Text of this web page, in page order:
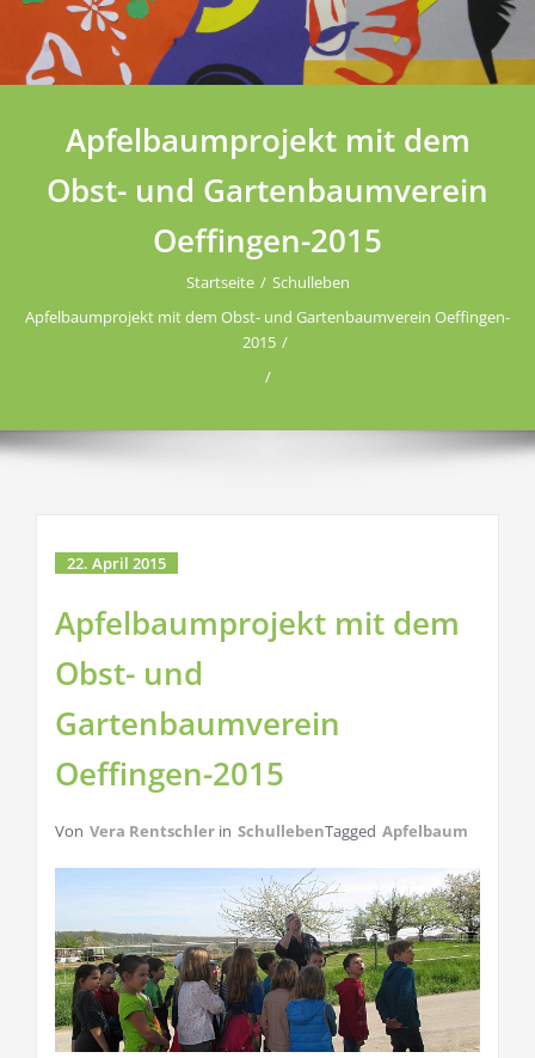
Apfelbaumprojekt mit dem
Obst- und Gartenbaumverein
Oeffingen-2015
Startseite
Schulleben
Apfelbaumprojekt mit dem Obst- und Gartenbaumverein Oeffingen-
2015
22. April 2015
Apfelbaumprojekt mit dem
Obst- und
Gartenbaumverein
Oeffingen-2015
Von Vera Rentschler in SchullebenTagged Apfelbaum